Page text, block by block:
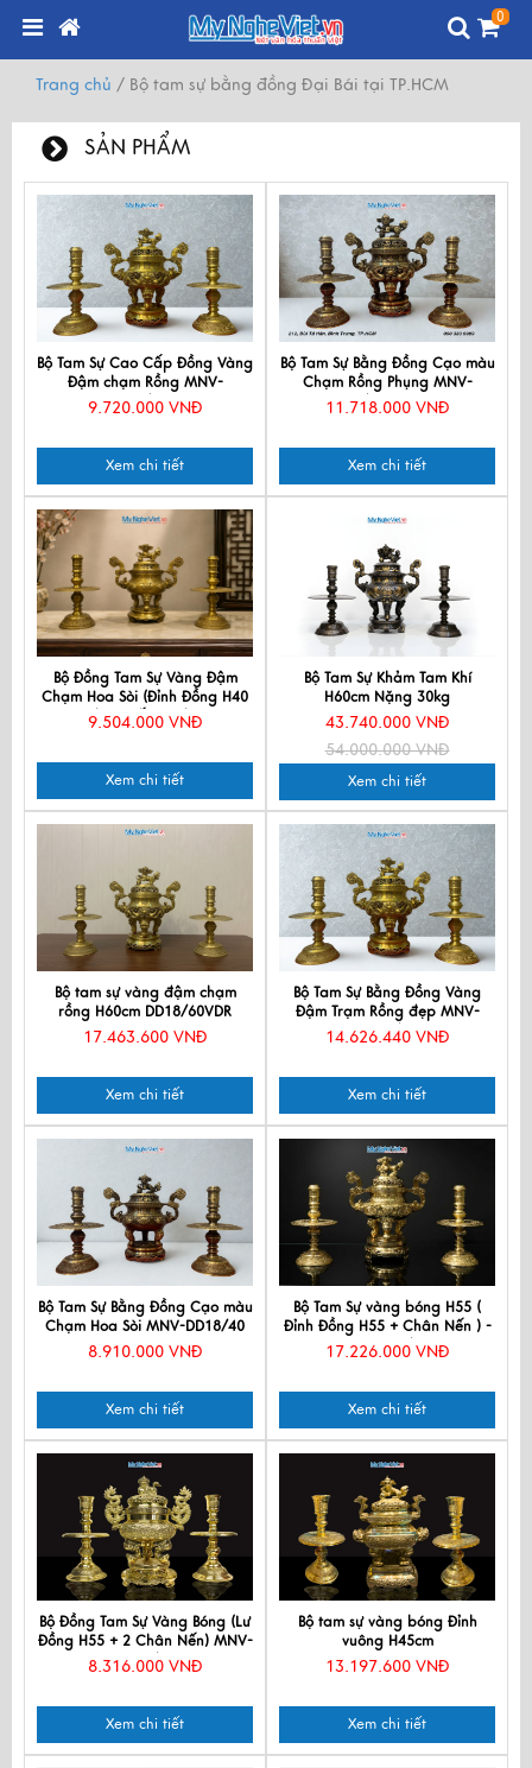
0
Trang chủ / Bộ tam sự bằng đồng Đại Bái tại TP.HCM
SẢN PHẨM
Bộ Tam Sự Cao Cấp Đồng Vàng
Đậm chạm Rồng MNV-
DD18/40-2
9.720.000 VNĐ
Xem chi tiết
Bộ Tam Sự Bằng Đồng Cạo màu
Chạm Rồng Phụng MNV-
DD18/40 cao mau
11.718.000 VNĐ
Xem chi tiết
Bộ Đồng Tam Sự Vàng Đậm
Chạm Hoa Sòi (Đỉnh Đồng H40
+ 2 Chân Nến H33) MNV-
9.504.000 VNĐ
Xem chi tiết
Bộ Tam Sự Khảm Tam Khí
H60cm Nặng 30kg
DD18KTK.NS-02
43.740.000 VNĐ
54.000.000 VNĐ
Xem chi tiết
Bộ tam sự vàng đậm chạm
rồng H60cm DD18/60VDR
17.463.600 VNĐ
Xem chi tiết
Bộ Tam Sự Bằng Đồng Vàng
Đậm Trạm Rồng đẹp MNV-
DD18/50
14.626.440 VNĐ
Xem chi tiết
Bộ Tam Sự Bằng Đồng Cạo màu
Chạm Hoa Sòi MNV-DD18/40
cao mau soi
8.910.000 VNĐ
Xem chi tiết
Bộ Tam Sự vàng bóng H55 (
Đỉnh Đồng H55 + Chân Nến ) -
MNV-DD18/55VB
17.226.000 VNĐ
Xem chi tiết
Bộ Đồng Tam Sự Vàng Bóng (Lư
Đồng H55 + 2 Chân Nến) MNV-
DD18/45
8.316.000 VNĐ
Xem chi tiết
Bộ tam sự vàng bóng Đỉnh
vuông H45cm
13.197.600 VNĐ
Xem chi tiết